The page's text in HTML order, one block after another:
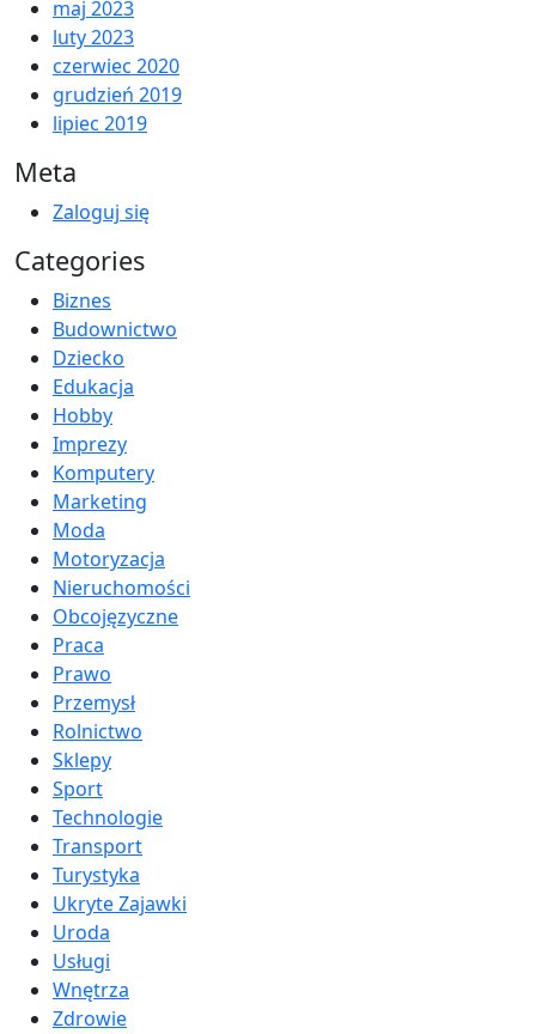
maj 2023
luty 2023
czerwiec 2020
grudzień 2019
lipiec 2019
Meta
Zaloguj się
Categories
Biznes
Budownictwo
Dziecko
Edukacja
Hobby
Imprezy
Komputery
Marketing
Moda
Motoryzacja
Nieruchomości
Obcojęzyczne
Praca
Prawo
Przemysł
Rolnictwo
Sklepy
Sport
Technologie
Transport
Turystyka
Ukryte Zajawki
Uroda
Usługi
Wnętrza
Zdrowie